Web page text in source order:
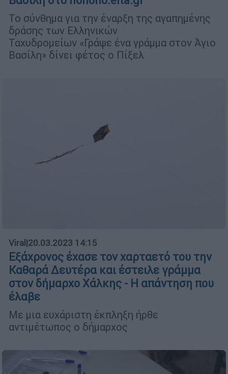
Το σύνθημα για την έναρξη της αγαπημένης
δράσης των Ελληνικών
Ταχυδρομείων «Γράψε ένα γράμμα στον Άγιο
Βασίλη» δίνει φέτος ο Πίξελ
Viral |20.03.2023 14:15
Εξάχρονος έχασε τον χαρταετό του την
Καθαρά Δευτέρα και έστειλε γράμμα
στον δήμαρχο Χάλκης - Η απάντηση που
έλαβε
Με μια ευχάριστη έκπληξη ήρθε
αντιμέτωπος ο δήμαρχος